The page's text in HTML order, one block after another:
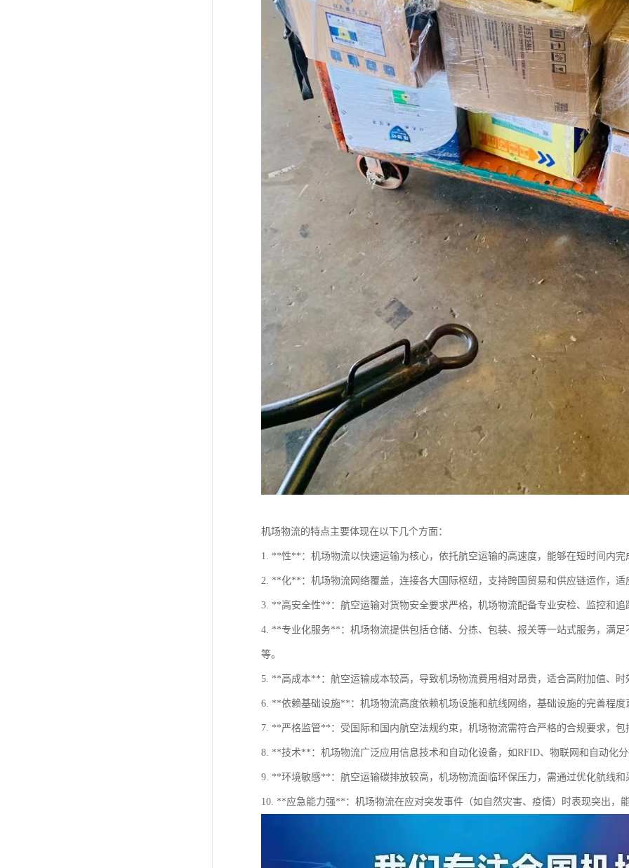
机场物流的特点主要体现在以下几个方面：
1. **性**：机场物流以快速运输为核心，依托航空运输的高速度，能够在短时间内完
2. **化**：机场物流网络覆盖，连接各大国际枢纽，支持跨国贸易和供应链运作，适
3. **高安全性**：航空运输对货物安全要求严格，机场物流配备专业安检、监控和追
4. **专业化服务**：机场物流提供包括仓储、分拣、包装、报关等一站式服务，满
等。
5. **高成本**：航空运输成本较高，导致机场物流费用相对昂贵，适合高附加值、时
6. **依赖基础设施**：机场物流高度依赖机场设施和航线网络，基础设施的完善程度
7. **严格监管**：受国际和国内航空法规约束，机场物流需符合严格的合规要求，包
8. **技术**：机场物流广泛应用信息技术和自动化设备，如RFID、物联网和自动化分
9. **环境敏感**：航空运输碳排放较高，机场物流面临环保压力，需通过优化航线和
10. **应急能力强**：机场物流在应对突发事件（如自然灾害、疫情）时表现突出，